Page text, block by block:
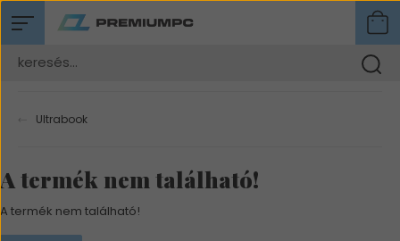
Ultrabook
A termék nem található!
A termék nem található!